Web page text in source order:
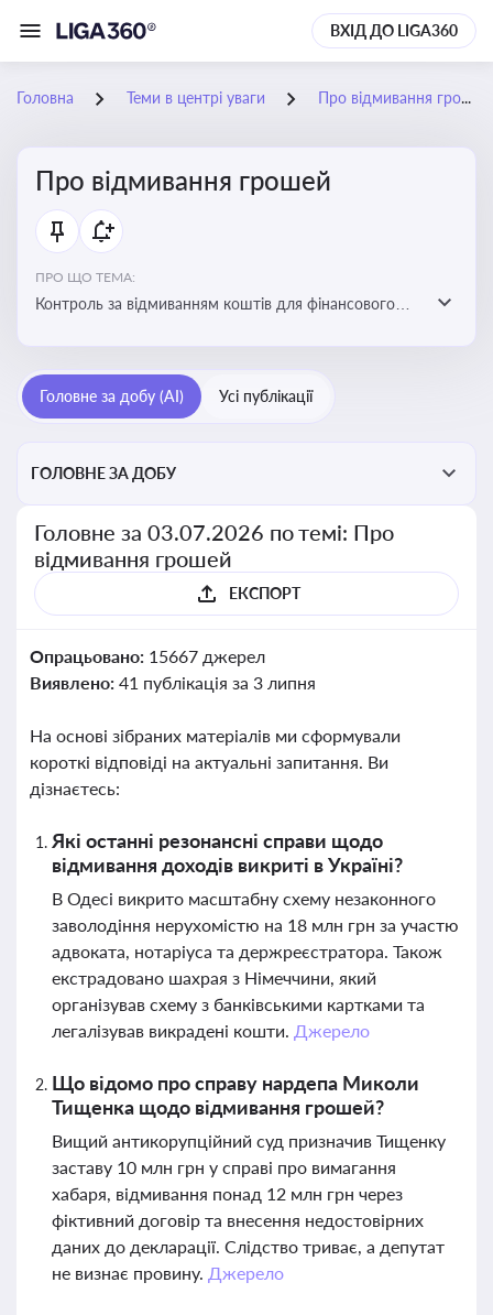
ВХІД ДО LIGA360
Головна Теми в центрі уваги Про відмивання грошей
Про відмивання грошей
ПРО ЩО ТЕМА:
Контроль за відмиванням коштів для фінансового
сплати податків. Вбудовування AML у договори та
Головне за добу (AI) Усі публікації
ГОЛОВНЕ ЗА ДОБУ
Головне за 03.07.2026 по темі: Про
відмивання грошей
ЕКСПОРТ
Опрацьовано: 15667 джерел
Виявлено: 41 публікація за 3 липня
На основі зібраних матеріалів ми сформували
короткі відповіді на актуальні запитання. Ви
дізнаєтесь:
Які останні резонансні справи щодо
відмивання доходів викриті в Україні?
В Одесі викрито масштабну схему незаконного
заволодіння нерухомістю на 18 млн грн за участю
адвоката, нотаріуса та держреєстратора. Також
екстрадовано шахрая з Німеччини, який
організував схему з банківськими картками та
легалізував викрадені кошти. Джерело
Що відомо про справу нардепа Миколи
Тищенка щодо відмивання грошей?
Вищий антикорупційний суд призначив Тищенку
заставу 10 млн грн у справі про вимагання
хабаря, відмивання понад 12 млн грн через
фіктивний договір та внесення недостовірних
даних до декларації. Слідство триває, а депутат
не визнає провину. Джерело